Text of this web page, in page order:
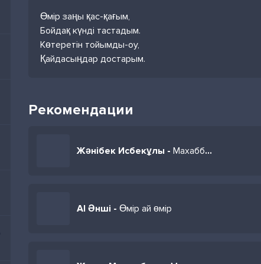
Өмір заңы қас-қағым,
Бойдақ күнді тастадым.
Көтеретін тойымды-оу,
Қайдасыңдар достарым.
Рекомендации
Жәнібек Исбекұлы - Махаббат заңы
AI Әнші - Өмір ай өмір